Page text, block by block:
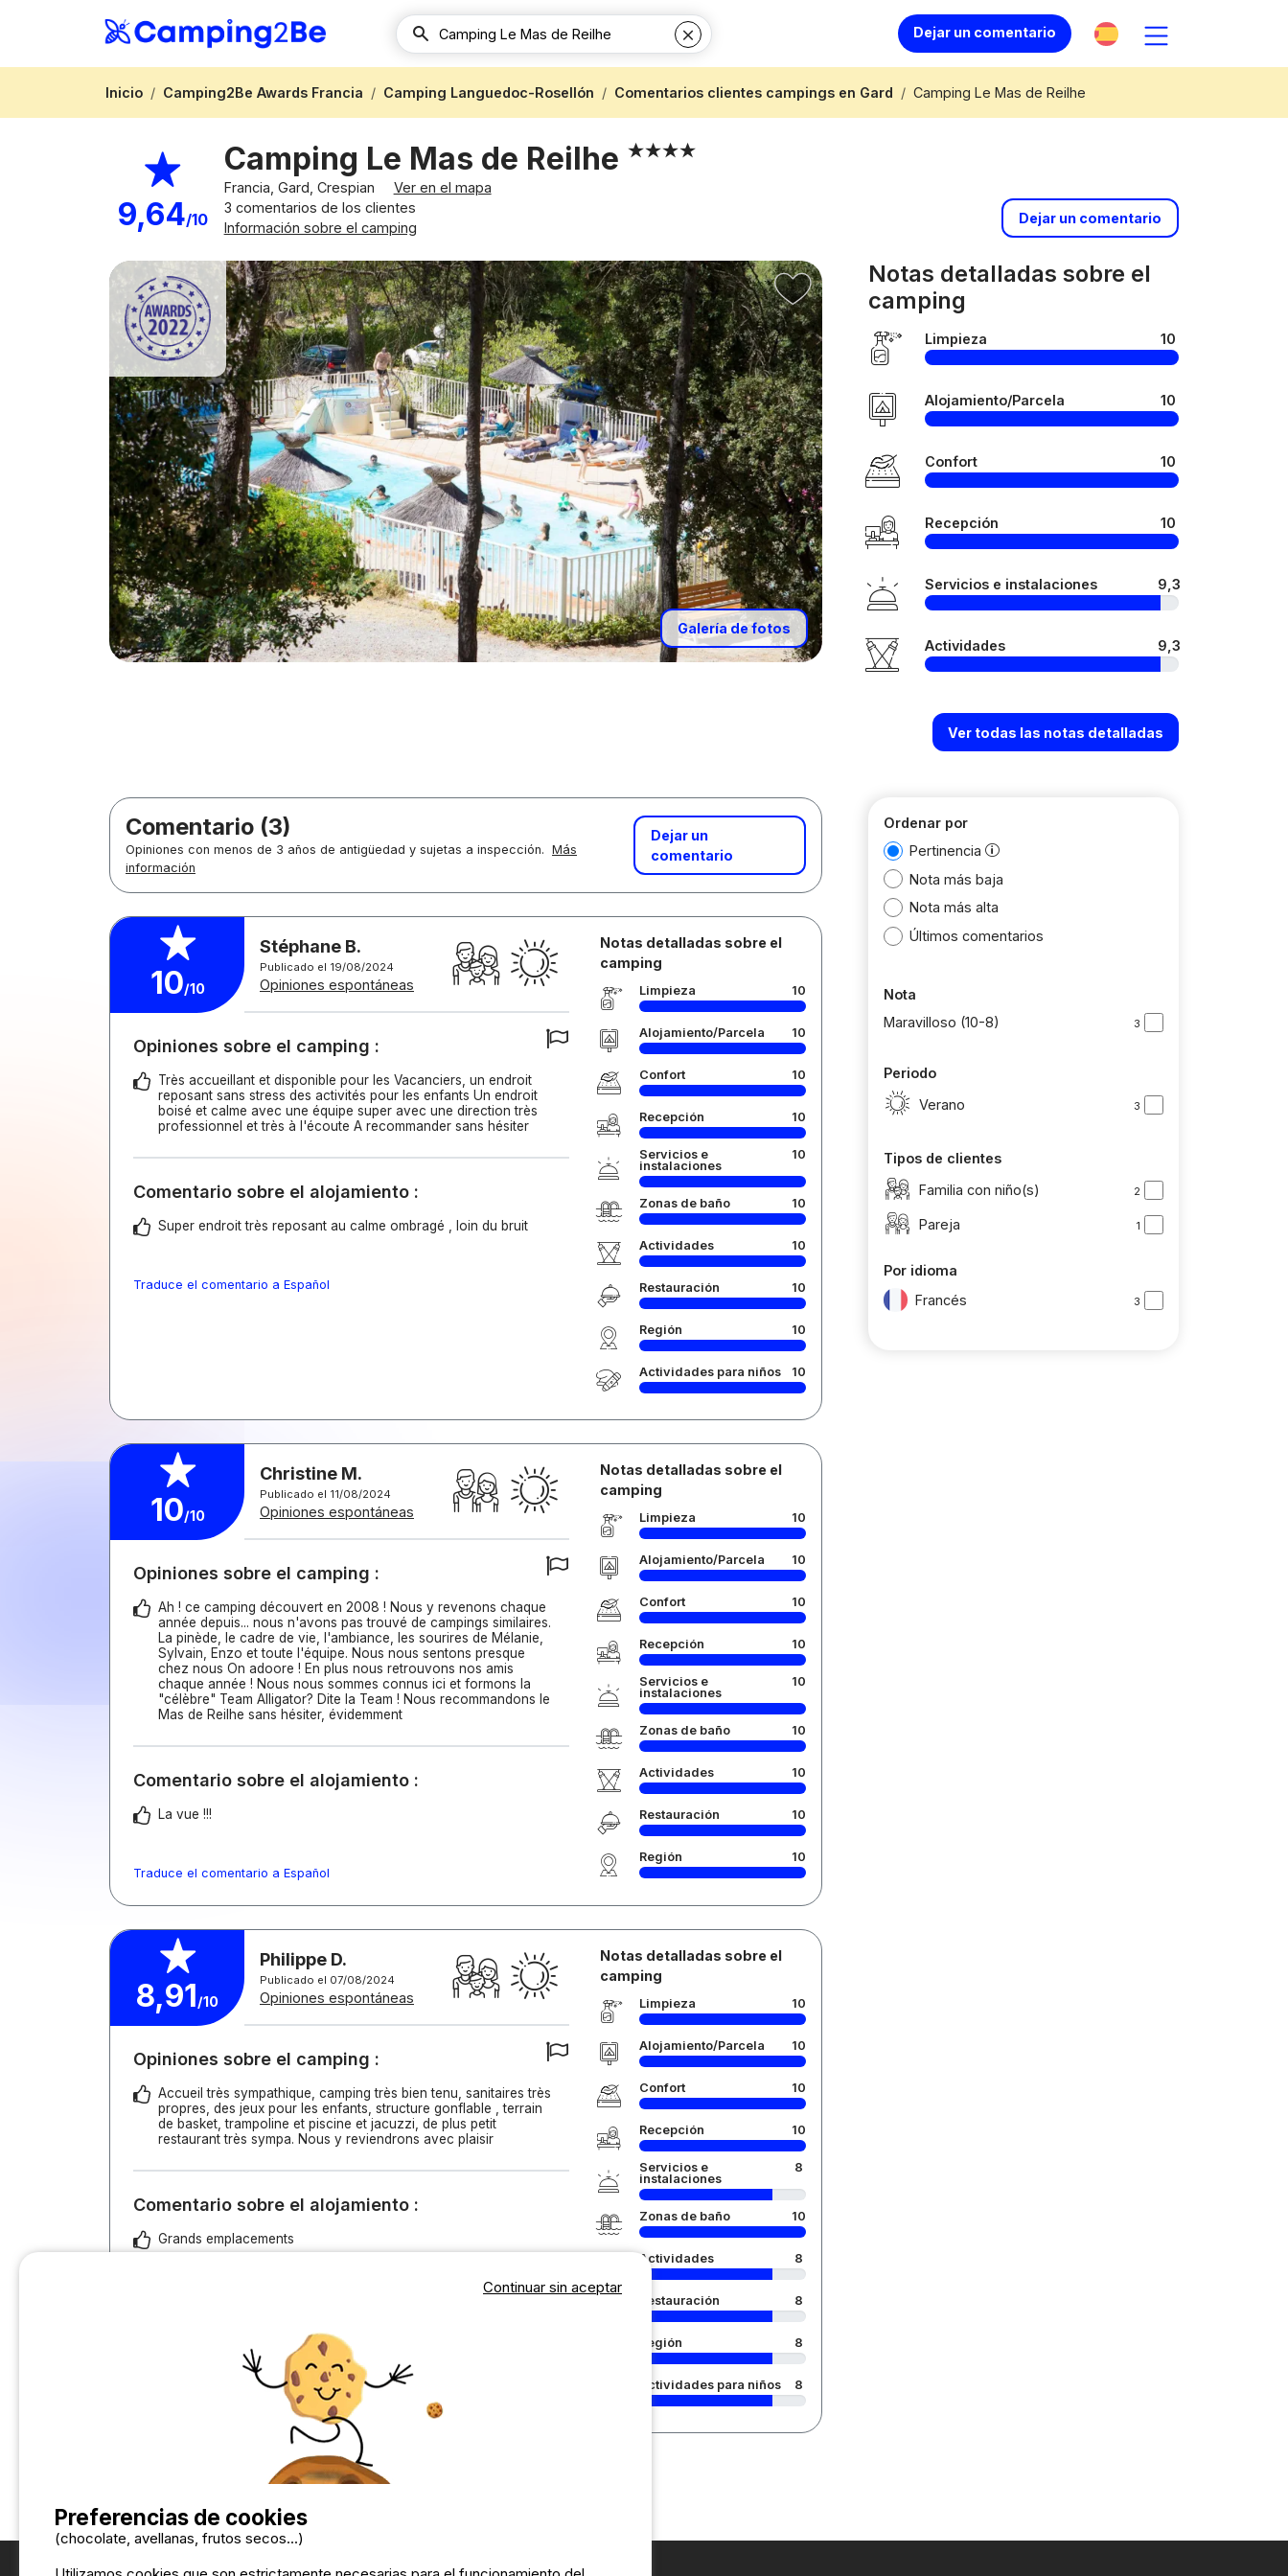
Dejar un comentario
Inicio Camping2Be Awards Francia Camping Languedoc-Rosellón Comentarios clientes campings en Gard Camping Le Mas de Reilhe
9,64/10
Camping Le Mas de Reilhe
Francia, Gard, Crespian
Ver en el mapa
3 comentarios de los clientes
Información sobre el camping
Dejar un comentario
Galería de fotos
Notas detalladas sobre el
camping
Limpieza 10
Alojamiento/Parcela 10
Confort 10
Recepción 10
Servicios e instalaciones 9,3
Actividades 9,3
Ver todas las notas detalladas
Comentario (3)
Opiniones con menos de 3 años de antigüedad y sujetas a inspección. Más
información
Dejar un
comentario
10/10
Stéphane B.
Publicado el 19/08/2024
Opiniones espontáneas
Opiniones sobre el camping :
Très accueillant et disponible pour les Vacanciers, un endroit
reposant sans stress des activités pour les enfants Un endroit
boisé et calme avec une équipe super avec une direction très
professionnel et très à l'écoute A recommander sans hésiter
Comentario sobre el alojamiento :
Super endroit très reposant au calme ombragé , loin du bruit
Traduce el comentario a Español
Notas detalladas sobre el
camping
Limpieza 10
Alojamiento/Parcela 10
Confort 10
Recepción 10
Servicios e
instalaciones
10
Zonas de baño 10
Actividades 10
Restauración 10
Región 10
Actividades para niños 10
10/10
Christine M.
Publicado el 11/08/2024
Opiniones espontáneas
Opiniones sobre el camping :
Ah ! ce camping découvert en 2008 ! Nous y revenons chaque
année depuis... nous n'avons pas trouvé de campings similaires.
La pinède, le cadre de vie, l'ambiance, les sourires de Mélanie,
Sylvain, Enzo et toute l'équipe. Nous nous sentons presque
chez nous On adoore ! En plus nous retrouvons nos amis
chaque année ! Nous nous sommes connus ici et formons la
"célèbre" Team Alligator? Dite la Team ! Nous recommandons le
Mas de Reilhe sans hésiter, évidemment
Comentario sobre el alojamiento :
La vue !!!
Traduce el comentario a Español
Notas detalladas sobre el
camping
Limpieza 10
Alojamiento/Parcela 10
Confort 10
Recepción 10
Servicios e
instalaciones
10
Zonas de baño 10
Actividades 10
Restauración 10
Región 10
8,91/10
Philippe D.
Publicado el 07/08/2024
Opiniones espontáneas
Opiniones sobre el camping :
Accueil très sympathique, camping très bien tenu, sanitaires très
propres, des jeux pour les enfants, structure gonflable , terrain
de basket, trampoline et piscine et jacuzzi, de plus petit
restaurant très sympa. Nous y reviendrons avec plaisir
Comentario sobre el alojamiento :
Grands emplacements
Notas detalladas sobre el
camping
Limpieza 10
Alojamiento/Parcela 10
Confort 10
Recepción 10
Servicios e
instalaciones
8
Zonas de baño 10
Actividades 8
Restauración 8
Región 8
Actividades para niños 8
Ordenar por
Pertinencia
Nota más baja
Nota más alta
Últimos comentarios
Nota
Maravilloso (10-8)
3
Periodo
Verano
3
Tipos de clientes
Familia con niño(s)
2
Pareja 1
Por idioma
Francés
3
Continuar sin aceptar
Preferencias de cookies
(chocolate, avellanas, frutos secos...)